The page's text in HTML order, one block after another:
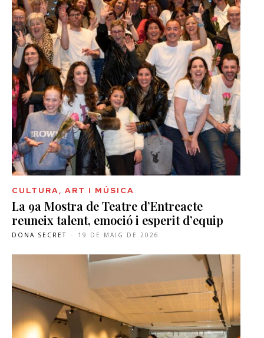
CULTURA, ART I MÚSICA
La 9a Mostra de Teatre d’Entreacte
reuneix talent, emoció i esperit d’equip
DONA SECRET - 19 DE MAIG DE 2026